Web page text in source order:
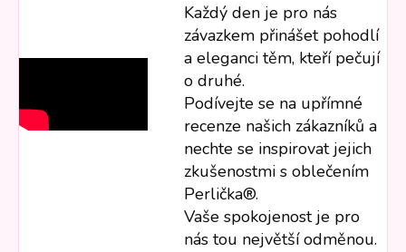
Každý den je pro nás
závazkem přinášet pohodlí
a eleganci těm, kteří pečují
o druhé.
Podívejte se na upřímné
recenze našich zákazníků a
nechte se inspirovat jejich
zkušenostmi s oblečením
Perlička®.
Vaše spokojenost je pro
nás tou největší odměnou.